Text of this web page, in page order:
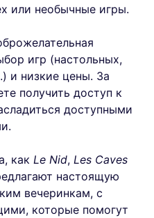
или необычные игры.
игр (настольных,
и низкие цены. За
получить доступ к
доступными
как Le Nid, Les Caves
настоящую
вечеринкам, с
которые помогут